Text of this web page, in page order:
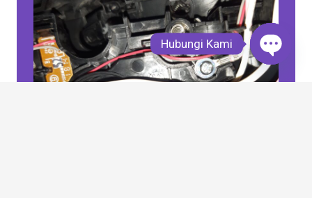
Hubungi Kami
Open